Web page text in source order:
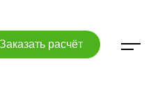
Заказать расчёт